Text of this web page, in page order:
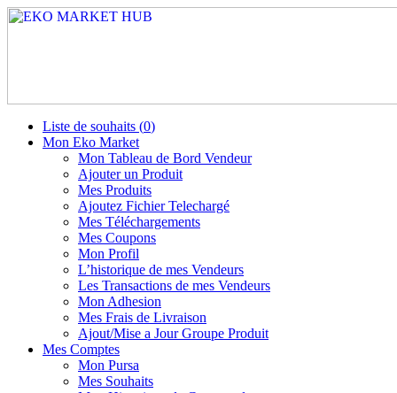
Liste de souhaits (0)
Mon Eko Market
Mon Tableau de Bord Vendeur
Ajouter un Produit
Mes Produits
Ajoutez Fichier Telechargé
Mes Téléchargements
Mes Coupons
Mon Profil
L’historique de mes Vendeurs
Les Transactions de mes Vendeurs
Mon Adhesion
Mes Frais de Livraison
Ajout/Mise a Jour Groupe Produit
Mes Comptes
Mon Pursa
Mes Souhaits